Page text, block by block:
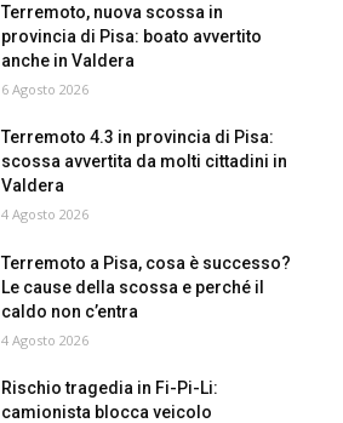
Terremoto, nuova scossa in
provincia di Pisa: boato avvertito
anche in Valdera
6 Agosto 2026
Terremoto 4.3 in provincia di Pisa:
scossa avvertita da molti cittadini in
Valdera
4 Agosto 2026
Terremoto a Pisa, cosa è successo?
Le cause della scossa e perché il
caldo non c’entra
4 Agosto 2026
Rischio tragedia in Fi-Pi-Li:
camionista blocca veicolo